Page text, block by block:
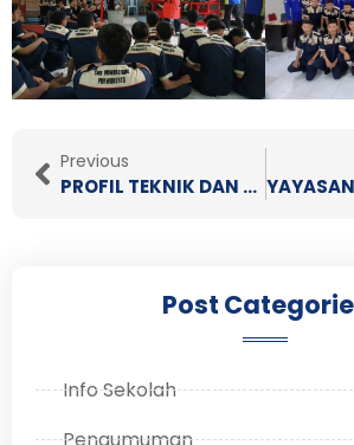
Prev
Previous
PROFIL TEKNIK DAN BISNIS SEPEDA MOTORPROFIL
Post
Info Sekolah
Pengumuman